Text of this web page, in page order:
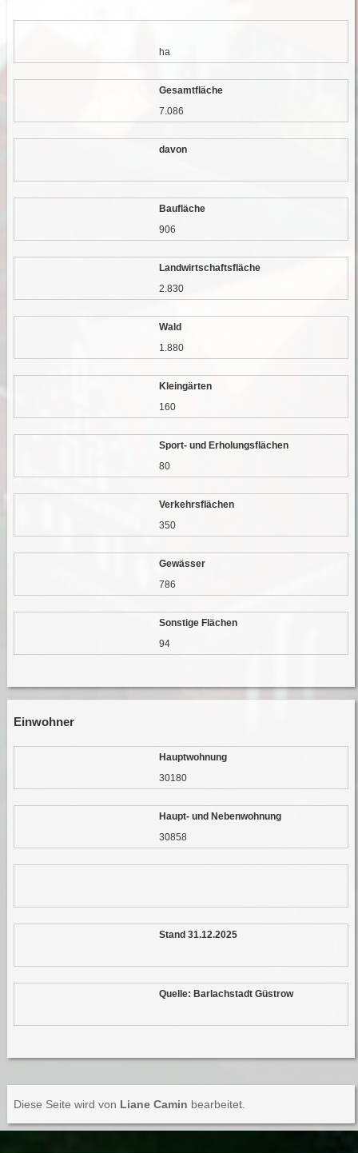
ha
Gesamtfläche
7.086
davon
Baufläche
906
Landwirtschaftsfläche
2.830
Wald
1.880
Kleingärten
160
Sport- und Erholungsflächen
80
Verkehrsflächen
350
Gewässer
786
Sonstige Flächen
94
Einwohner
Hauptwohnung
30180
Haupt- und Nebenwohnung
30858
Stand 31.12.2025
Quelle: Barlachstadt Güstrow
Diese Seite wird von Liane Camin bearbeitet.